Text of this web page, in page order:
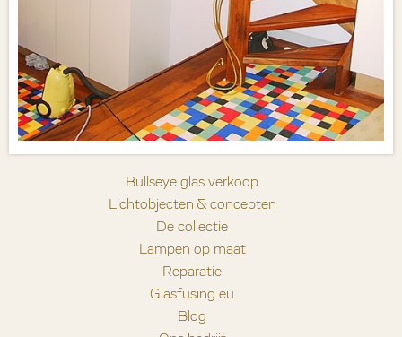
Bullseye glas verkoop
Lichtobjecten & concepten
De collectie
Lampen op maat
Reparatie
Glasfusing.eu
Blog